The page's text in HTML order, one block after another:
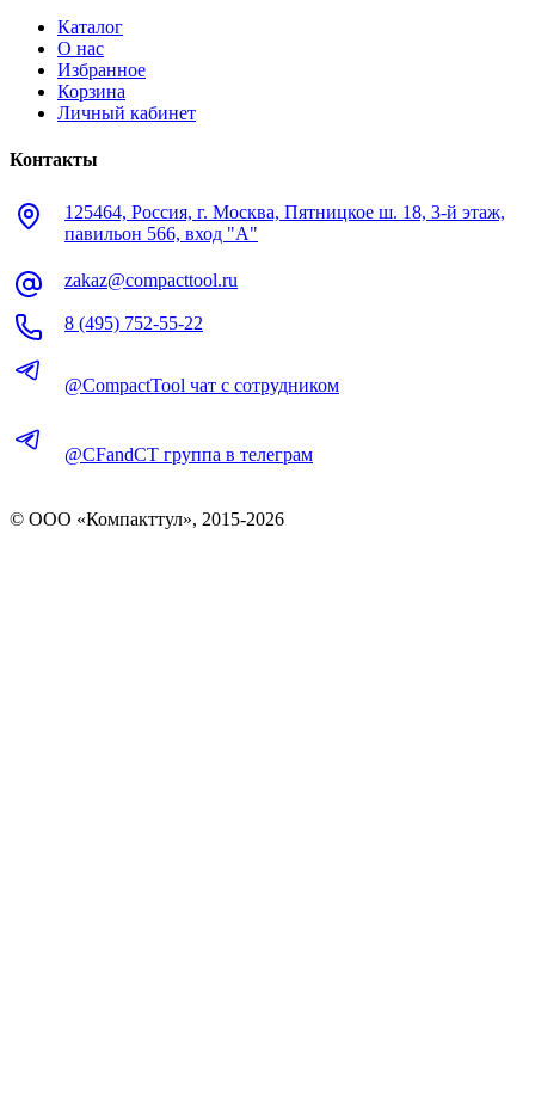
Каталог
О нас
Избранное
Корзина
Личный кабинет
Контакты
125464, Россия, г. Москва, Пятницкое ш. 18, 3-й этаж,
павильон 566, вход "А"
zakaz@compacttool.ru
8 (495) 752-55-22
@CompactTool чат с сотрудником
@CFandCT группа в телеграм
© OOO «Компакттул», 2015-2026